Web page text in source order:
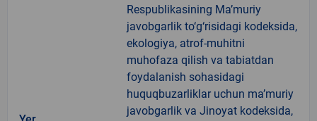
Respublikasining Ma’muriy
javobgarlik to‘g‘risidagi kodeksida,
ekologiya, atrof-muhitni
muhofaza qilish va tabiatdan
foydalanish sohasidagi
huquqbuzarliklar uchun ma’muriy
javobgarlik va Jinoyat kodeksida,